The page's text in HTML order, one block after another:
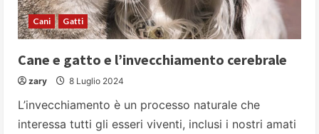
Cani Gatti
Cane e gatto e l’invecchiamento cerebrale
zary 8 Luglio 2024
L’invecchiamento è un processo naturale che
interessa tutti gli esseri viventi, inclusi i nostri amati